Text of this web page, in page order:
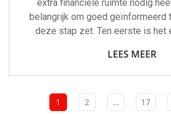
extra financiële ruimte nodig
belangrijk om goed geïnformeerd
deze stap zet. Ten eerste is het
LEES MEER
1 2 … 17